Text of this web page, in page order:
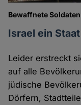
Bewaffnete
Israel ein
Leider erstreckt
auf alle
jüdische
Dörfern,